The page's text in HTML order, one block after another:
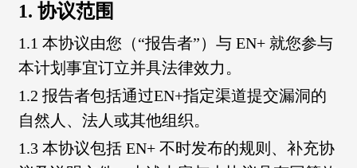
1. 协议范围
1.1 本协议由您（“报告者”）与 EN+ 就您参与
本计划事宜订立并具法律效力。
1.2 报告者包括通过EN+指定渠道提交漏洞的
自然人、法人或其他组织。
1.3 本协议包括 EN+ 不时发布的规则、补充协